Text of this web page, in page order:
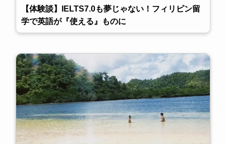
【体験談】IELTS7.0も夢じゃない！フィリピン留
学で英語が『使える』ものに